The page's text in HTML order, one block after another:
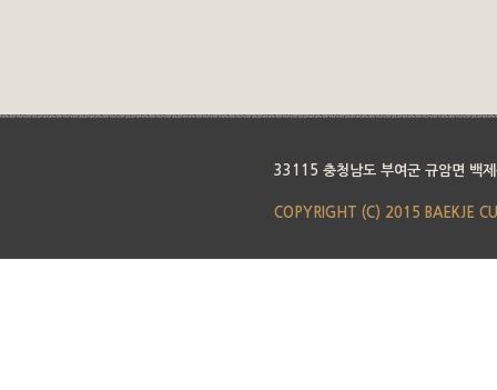
33115 충청남도 부여군 규암면 백
COPYRIGHT (C) 2015 BAEKJE